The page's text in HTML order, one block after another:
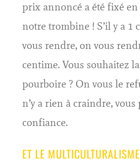
prix annoncé a été fixé
notre trombine ! S’il y a 1
vous rendre, on vous
centime. Vous souhaitez
pourboire ? On vous le
n’y a rien à craindre, vous
confiance.
ET LE